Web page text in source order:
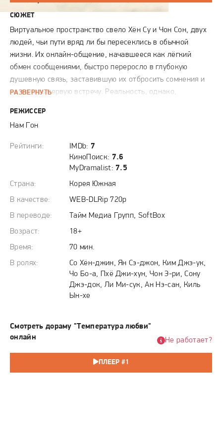
СЮЖЕТ
Виртуальное пространство свело Хён Су и Чон Сон, двух
людей, чьи пути вряд ли бы пересеклись в обычной
жизни. Их онлайн-общение, начавшееся как лёгкий
обмен сообщениями, быстро переросло в глубокую
душевную связь, заставившую их отбросить сомнения и
назначить первую встречу. Реальность, однако,
социальном статусе и карьерных устремлениях. Несмотря
на вспыхнувшее взаимное притяжение, их отношения с
первых же шагов столкнулись с суровыми испытаниями.
Хён Су вынужден постоянно оправдываться перед
несёт на своих плечах груз финансовой ответственности,
ощущая, что её деловая хватка и роль кормилицы семьи
создают невидимый барьер в паре. Общественное
комплексы становятся тремя стенами, которые им
предстоит либо разрушить, либо навсегда остаться по
РАЗВЕРНУТЬ
РЕЖИССЕР
Нам Гон
Рейтинги: IMDb: 7
КиноПоиск: 7.6
MyDramalist: 7.5
Страна:
Корея Южная
В качестве:
WEB-DLRip 720p
В переводе:
Тайм Медиа Групп, SoftBox
Возраст:
18+
Время:
70 мин.
В ролях:
Со Хён-джин, Ян Сэ-джон, Ким Джэ-ук,
Чо Бо-а, Пхё Джи-хун, Чон Э-ри, Сону
Джэ-док, Ли Ми-сук, Ан Нэ-сан, Киль
Ын-хе
Смотреть дораму "Температура любви"
онлайн
ПЛЕЕР #1
Не работает?